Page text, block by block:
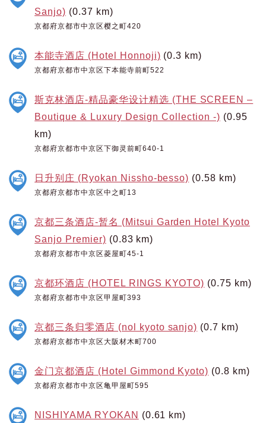
Sanjo) (0.37 km)
京都府京都市中京区樱之町420
本能寺酒店 (Hotel Honnoji) (0.3 km)
京都府京都市中京区下本能寺前町522
斯克林酒店-精品豪华设计精选 (THE SCREEN –
Boutique & Luxury Design Collection -) (0.95
km)
京都府京都市中京区下御灵前町640-1
日升别庄 (Ryokan Nissho-besso) (0.58 km)
京都府京都市中京区中之町13
京都三条酒店-暂名 (Mitsui Garden Hotel Kyoto
Sanjo Premier) (0.83 km)
京都府京都市中京区菱屋町45-1
京都环酒店 (HOTEL RINGS KYOTO) (0.75 km)
京都府京都市中京区甲屋町393
京都三条归零酒店 (nol kyoto sanjo) (0.7 km)
京都府京都市中京区大阪材木町700
金门京都酒店 (Hotel Gimmond Kyoto) (0.8 km)
京都府京都市中京区亀甲屋町595
NISHIYAMA RYOKAN (0.61 km)